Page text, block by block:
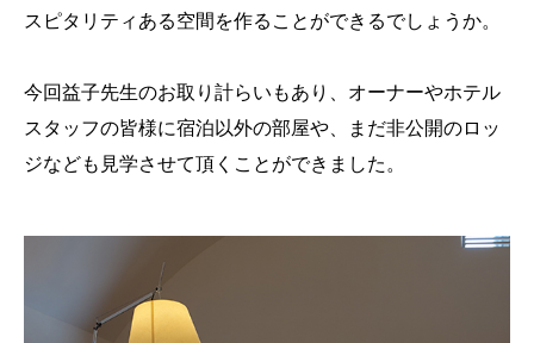
スピタリティある空間を作ることができるでしょうか。
今回益子先生のお取り計らいもあり、オーナーやホテル
スタッフの皆様に宿泊以外の部屋や、まだ非公開のロッ
ジなども見学させて頂くことができました。